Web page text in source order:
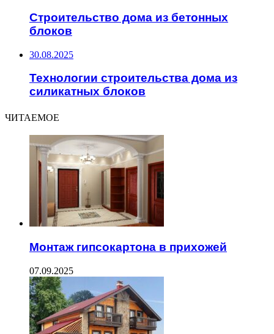
Строительство дома из бетонных
блоков
30.08.2025
Технологии строительства дома из
силикатных блоков
ЧИТАЕМОЕ
Монтаж гипсокартона в прихожей
07.09.2025